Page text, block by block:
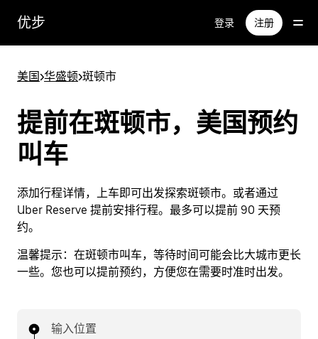
优步 登录 注册
美国>华盛顿>斑顿市
提前在斑顿市，美国预约
叫车
添加行程详情，上车即可出发探索斑顿市。或者通过
Uber Reserve 提前安排行程。最多可以提前 90 天预
约。
温馨提示： 在斑顿市叫车，等待时间可能会比大城市更长
一些。您也可以提前预约，方便您在需要时准时出发。
输入位置